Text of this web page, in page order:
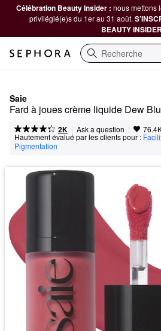
Célébration Beauty Insider : nous mettons
privilégié(e)s du 1er au 31 août.
BEAUTY
Recherche
Saie
Fard à joues crème liquide Dew
2K | Ask a question |
Hautement évalué par les clients pour :
Pigmentation